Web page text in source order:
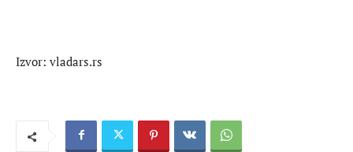
Izvor: vladars.rs